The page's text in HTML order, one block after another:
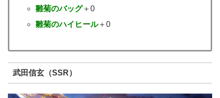
雛菊のバッグ＋0
雛菊のハイヒール＋0
武田信玄（SSR）